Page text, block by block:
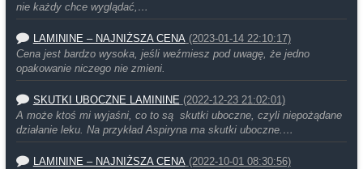
nie każdy chce wyglądać,…
LAMININE – NAJNIŻSZA CENA (2023-01-14 22:10:17)
Cena jest bardzo wysoka, jeśli weźmiesz pod uwagę, że jedno
opakowanie niczego nie zmieni.
SKUTKI UBOCZNE LAMININE (2022-12-23 21:02:01)
A może ktoś mi wyjaśni, co to są skutki uboczne, czyli niepożądane
działanie leku. Na przykład Aspiryna ma skutki uboczne.…
LAMININE – NAJNIŻSZA CENA (2022-10-01 08:30:56)